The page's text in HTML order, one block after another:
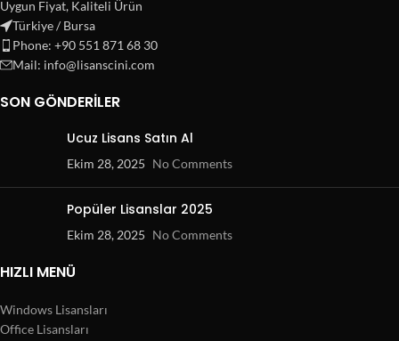
Uygun Fiyat, Kaliteli Ürün
Türkiye / Bursa
Phone: +90 551 871 68 30
Mail: info@lisanscini.com
SON GÖNDERILER
Ucuz Lisans Satın Al
Ekim 28, 2025 No Comments
Popüler Lisanslar 2025
Ekim 28, 2025 No Comments
HIZLI MENÜ
Windows Lisansları
Office Lisansları